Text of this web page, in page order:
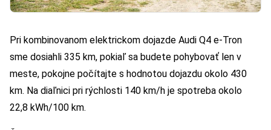
Pri kombinovanom elektrickom dojazde Audi Q4 e-Tron
sme dosiahli 335 km, pokiaľ sa budete pohybovať len v
meste, pokojne počítajte s hodnotou dojazdu okolo 430
km. Na diaľnici pri rýchlosti 140 km/h je spotreba okolo
22,8 kWh/100 km.